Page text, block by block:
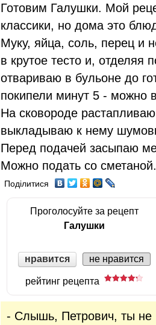
Готовим Галушки. Мой
классики, но дома это
Муку, яйца, соль, перец и
в крутое тесто и, отделяя
отвариваю в бульоне до
покипели минут 5 - можно
На сковороде
выкладываю к нему
Перед подачей засыпаю
Можно подать со
Поділитися
Проголосуйте за рецепт
Галушки
нравится не нравится
рейтинг рецепта
- Слышь, Петрович, ты не